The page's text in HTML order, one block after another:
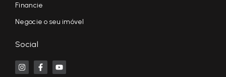
Financie
Negocie o seu imóvel
Social